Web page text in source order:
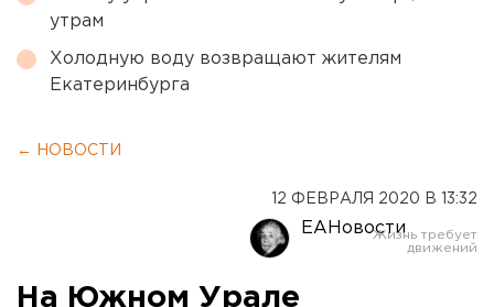
утрам
Холодную воду возвращают жителям
Екатеринбурга
← НОВОСТИ
12 ФЕВРАЛЯ 2020 В 13:32
ЕАНовости
На Южном Урале